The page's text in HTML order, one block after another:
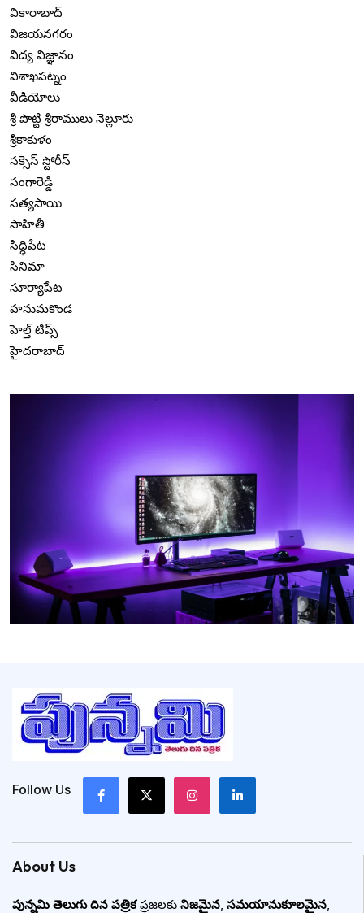
వికారాబాద్
విజయనగరం
విద్య విజ్ఞానం
విశాఖపట్నం
వీడియోలు
శ్రీ పొట్టి శ్రీరాములు నెల్లూరు
శ్రీకాకుళం
సక్సెస్ స్టోరీస్
సంగారెడ్డి
సత్యసాయి
సాహితీ
సిద్ధిపేట
సినిమా
సూర్యాపేట
హనుమకొండ
హెల్త్ టిప్స్
హైదరాబాద్
Follow Us
About Us
పున్నమి తెలుగు దిన పత్రికప్రజలకు నిజమైన, సమయానుకూలమైన,